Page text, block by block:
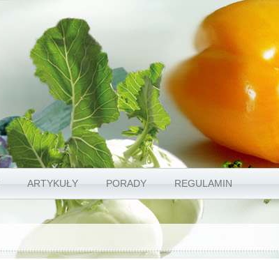
ARTYKUŁY PORADY REGULAMIN